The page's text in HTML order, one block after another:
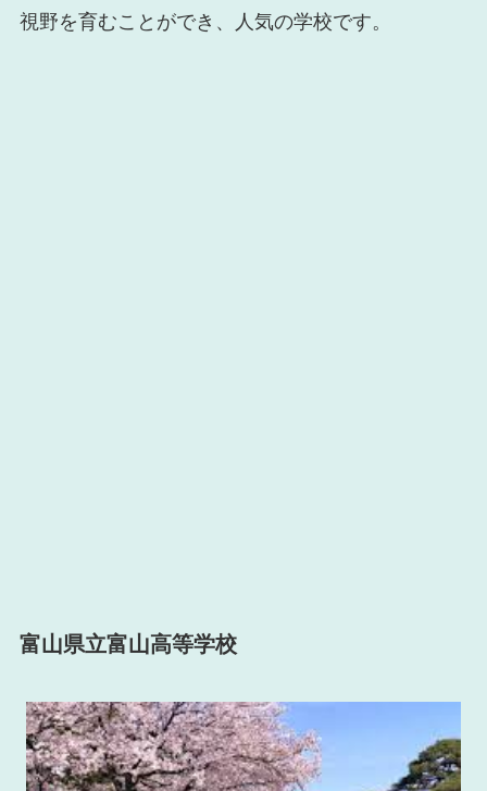
視野を育むことができ、人気の学校です。
富山県立富山高等学校